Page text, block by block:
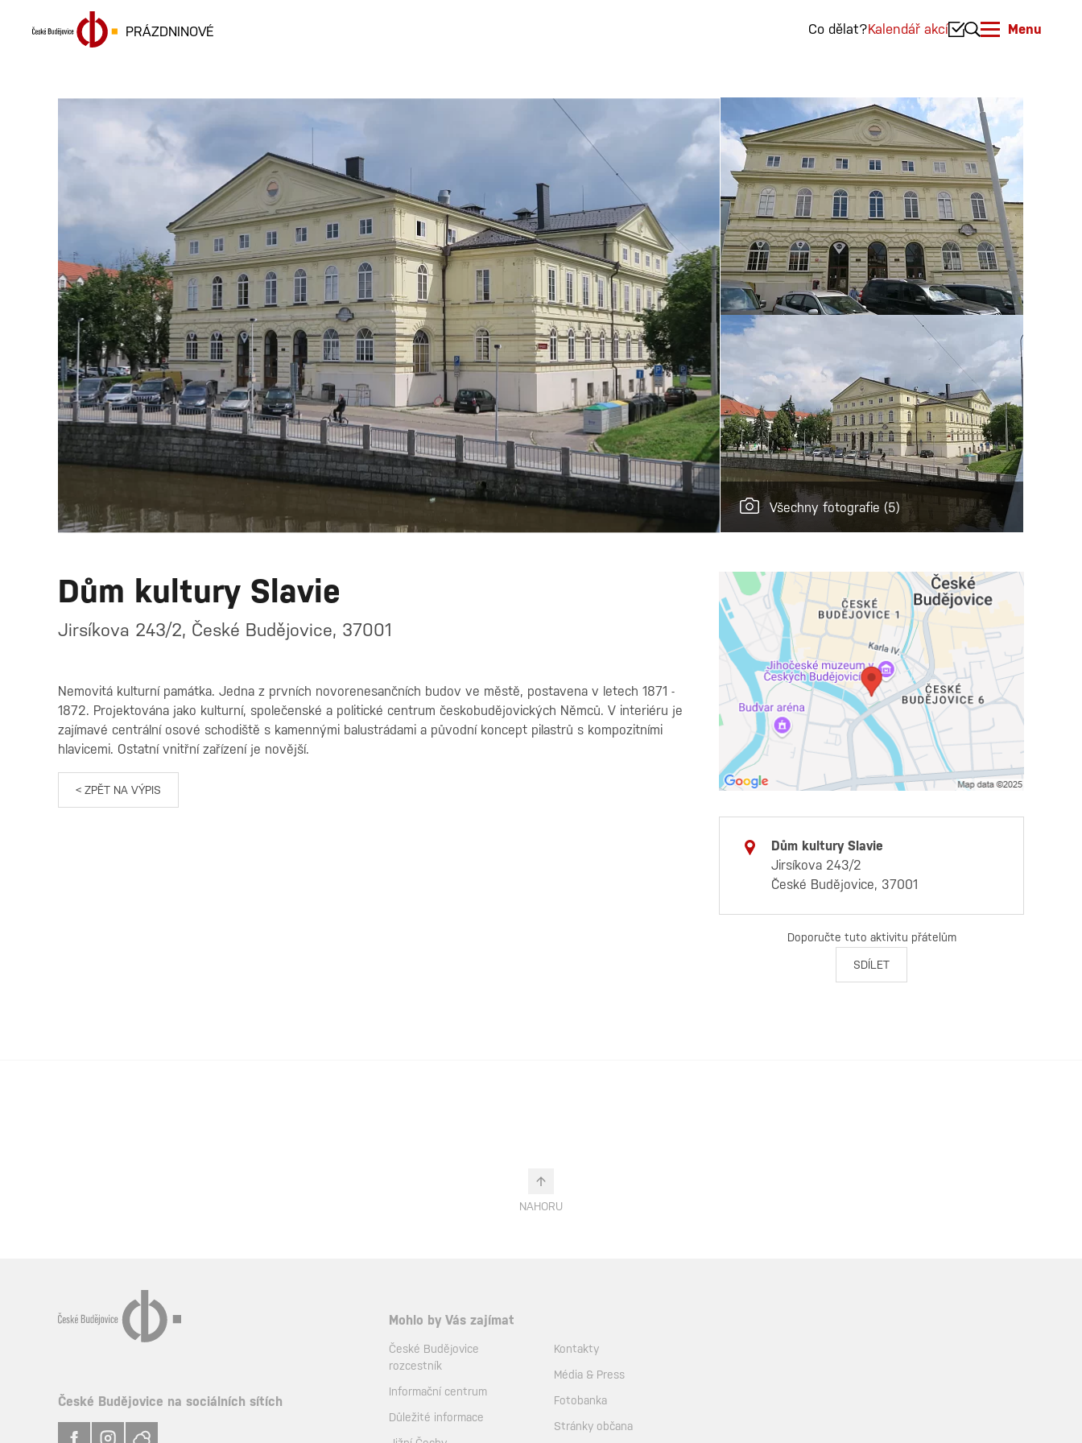
PRÁZDNINOVÉ Co dělat?Kalendář akcí Menu
Všechny fotografie (5)
Dům kultury Slavie
Jirsíkova 243/2, České Budějovice, 37001
Nemovitá kulturní památka. Jedna z prvních novorenesančních budov ve městě, postavena v letech 1871 -
1872. Projektována jako kulturní, společenské a politické centrum českobudějovických Němců. V interiéru je
zajímavé centrální osové schodiště s kamennými balustrádami a původní koncept pilastrů s kompozitními
hlavicemi. Ostatní vnitřní zařízení je novější.
< ZPĚT NA VÝPIS
Dům kultury Slavie
Jirsíkova 243/2
České Budějovice, 37001
Doporučte tuto aktivitu přátelům
SDÍLET
NAHORU
České Budějovice na sociálních sítích
Mohlo by Vás zajímat
České Budějovice
rozcestník
Informační centrum
Důležité informace
Kontakty
Média & Press
Fotobanka
Stránky občana